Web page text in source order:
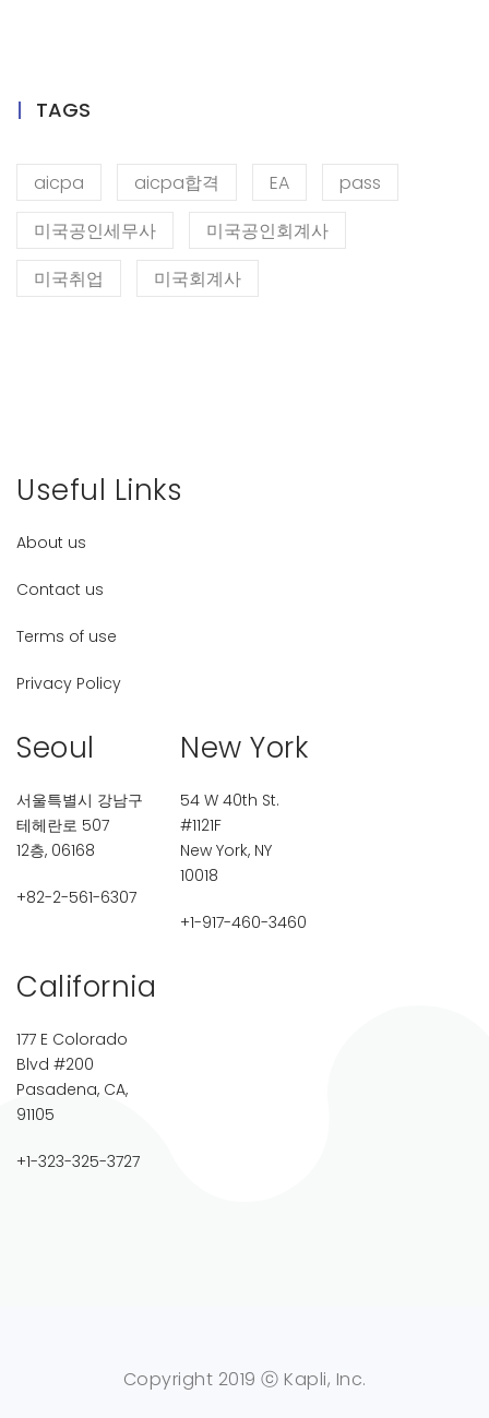
TAGS
aicpa aicpa합격 EA
pass
미국공인세무사
미국공인회계사
미국취업
미국회계사
Useful Links
About us
Contact us
Terms of use
Privacy Policy
Seoul
서울특별시 강남구
테헤란로 507
12층, 06168
+82-2-561-6307
New York
54 W 40th St.
#1121F
New York, NY
10018
+1-917-460-3460
California
177 E Colorado
Blvd #200
Pasadena, CA,
91105
+1-323-325-3727
Copyright 2019 ⓒ Kapli, Inc.